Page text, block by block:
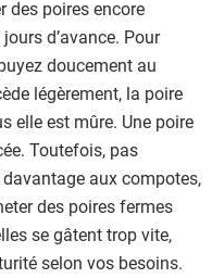
des poires encore
d’avance. Pour
doucement au
légèrement, la poire
elle est mûre. Une poire
Toutefois, pas
aux compotes,
des poires fermes
se gâtent trop vite,
selon vos besoins.